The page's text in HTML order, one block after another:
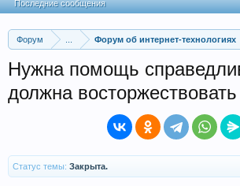
Форум Форум об интернет-технологиях
Нужна помощь
должна восторжествовать
Статус темы: Закрыта.
Последние сообщения